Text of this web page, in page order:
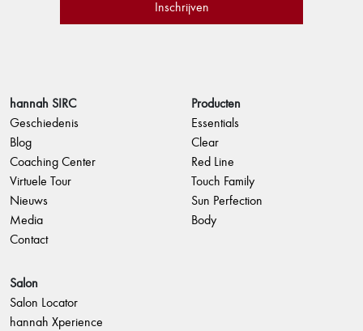
hannah SIRC
Geschiedenis
Blog
Coaching Center
Virtuele Tour
Nieuws
Media
Contact
Producten
Essentials
Clear
Red Line
Touch Family
Sun Perfection
Body
Salon
Salon Locator
hannah Xperience